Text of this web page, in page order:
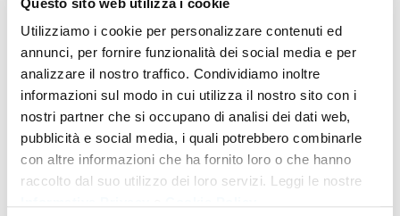
Utilizziamo i cookie per personalizzare contenuti ed
annunci, per fornire funzionalità dei social media e per
analizzare il nostro traffico. Condividiamo inoltre
informazioni sul modo in cui utilizza il nostro sito con i
nostri partner che si occupano di analisi dei dati web,
pubblicità e social media, i quali potrebbero combinarle
con altre informazioni che ha fornito loro o che hanno
raccolto dal suo utilizzo dei loro servizi. Leggi le nostre
sono costretti a farlo perché l’ASL non ha
riconosciuto almeno la quota sanitaria del ricovero,
possono ottenere giustizia e richiedere quanto
previsto dalla legge, compresa la restituzione delle
rate indebitamente pagate.
In alcuni casi, inoltre, è prevista la totale gratuità del
ricovero: numerose sentenze l’hanno riconosciuta
per le persone non autosufficienti che necessitano di